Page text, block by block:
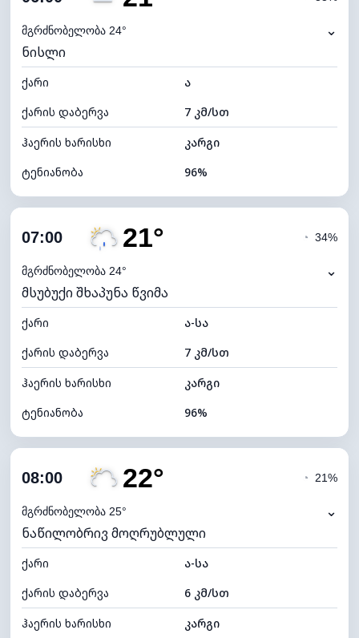
ნამის წერტილი
ხილვადობა
განათების ინდექსი 0 (ბნელი)
ღრუბლის სიმაღლე 4000 მ
მგრძნობელობა 24° ⌄
ნისლი
ქარი
ა
ქარის დაბერვა
7 კმ/სთ
ჰაერის ხარისხი
კარგი
ტენიანობა
96%
ღრუბლიანობა
ნამის წერტილი
ხილვადობა
განათების ინდექსი 0 (ბნელი)
ღრუბლის სიმაღლე 7760 მ
07:00 21°
მგრძნობელობა 24°
◔ 34%
⌄
მსუბუქი შხაპუნა წვიმა
ქარი
ა-სა
ქარის დაბერვა
7 კმ/სთ
ჰაერის ხარისხი
კარგი
ტენიანობა
96%
ღრუბლიანობა
ნამის წერტილი
ხილვადობა
10 კმ
განათების ინდექსი 7 (ნათელი)
ღრუბლის სიმაღლე 7760 მ
08:00 22°
მგრძნობელობა 25°
◔ 21%
⌄
ნაწილობრივ მოღრუბლული
ქარი
ა-სა
ქარის დაბერვა
6 კმ/სთ
ჰაერის ხარისხი
კარგი